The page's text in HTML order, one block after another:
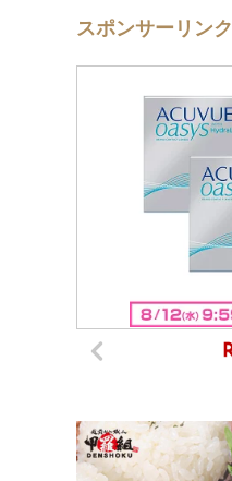
スポンサーリンク